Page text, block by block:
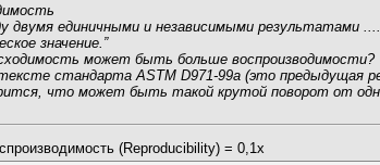
двумя единичными и независимыми результатами
значение.”
может быть больше воспроизводимости?
стандарта ASTM D971-99а (это предыдущая
что может быть такой крутой поворот от
(Reproducibility) = 0,1х